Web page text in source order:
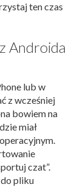
ten czas
Androida
lub w
z wcześniej
bowiem na
miał
czat”.
pliku